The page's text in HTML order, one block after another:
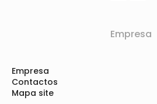
Empresa
Empresa
Contactos
Mapa site